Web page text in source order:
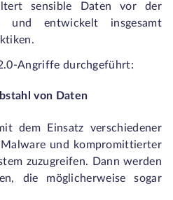
sensible Daten vor der
und entwickelt insgesamt
Angriffe durchgeführt:
von Daten
dem Einsatz verschiedener
und kompromittierter
zuzugreifen. Dann werden
die möglicherweise sogar